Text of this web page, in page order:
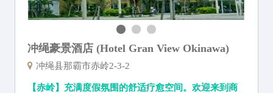
冲绳豪景酒店 (Hotel Gran View Okinawa)
冲绳县那霸市赤岭2-3-2
【赤岭】充满度假氛围的舒适疗愈空间。欢迎来到商